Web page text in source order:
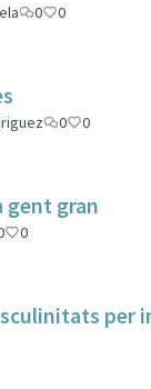
0 0
0 0
gent gran
0
per